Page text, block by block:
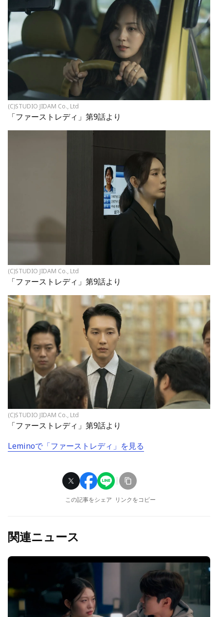
(C)STUDIO JIDAM Co., Ltd
「ファーストレディ」第9話より
(C)STUDIO JIDAM Co., Ltd
「ファーストレディ」第9話より
(C)STUDIO JIDAM Co., Ltd
「ファーストレディ」第9話より
Leminoで「ファーストレディ」を見る
この記事をシェア リンクをコピー
関連ニュース